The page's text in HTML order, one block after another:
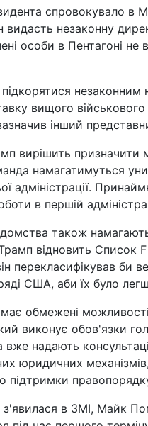
спровокувало в
видасть незаконну
особи в Пентагоні
вищого
інший
вирішить
намагатимуться
адміністрації.
в першій
також
відновить Список
перекласифікував би
США, аби їх було
має обмежені
виконує обов'язки
надають
юридичних
підтримки
з'явилася в ЗМІ, Майк